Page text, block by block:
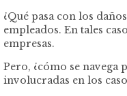
¿Qué pasa con los
empleados. En tales
empresas.
Pero, ¿cómo se
involucradas en los